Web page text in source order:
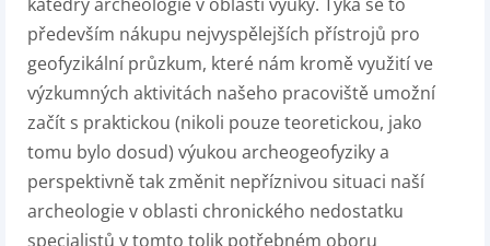
především nákupu nejvyspělejších přístrojů pro
geofyzikální průzkum, které nám kromě využití ve
výzkumných aktivitách našeho pracoviště umožní
začít s praktickou (nikoli pouze teoretickou, jako
tomu bylo dosud) výukou archeogeofyziky a
perspektivně tak změnit nepříznivou situaci naší
archeologie v oblasti chronického nedostatku
specialistů v tomto tolik potřebném oboru